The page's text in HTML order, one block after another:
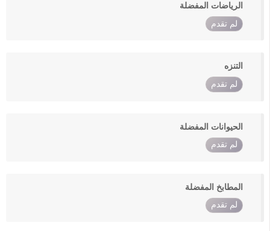
الرياضات المفضلة
لم تقدم
التنزه
لم تقدم
الحيوانات المفضلة
لم تقدم
المطابخ المفضلة
لم تقدم